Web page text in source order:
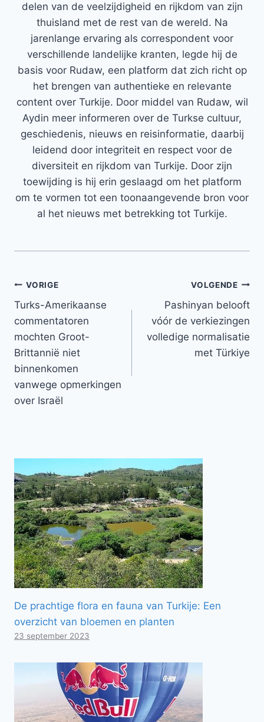
delen van de veelzijdigheid en rijkdom van zijn
thuisland met de rest van de wereld. Na
jarenlange ervaring als correspondent voor
verschillende landelijke kranten, legde hij de
basis voor Rudaw, een platform dat zich richt op
het brengen van authentieke en relevante
content over Turkije. Door middel van Rudaw, wil
Aydin meer informeren over de Turkse cultuur,
geschiedenis, nieuws en reisinformatie, daarbij
leidend door integriteit en respect voor de
diversiteit en rijkdom van Turkije. Door zijn
toewijding is hij erin geslaagd om het platform
om te vormen tot een toonaangevende bron voor
al het nieuws met betrekking tot Turkije.
Bericht
navigatie
VORIGE
Turks-Amerikaanse
commentatoren
mochten Groot-
Brittannië niet
binnenkomen
vanwege opmerkingen
over Israël
VOLGENDE
Pashinyan belooft
vóór de verkiezingen
volledige normalisatie
met Türkiye
De prachtige flora en fauna van Turkije: Een
overzicht van bloemen en planten
23 september 2023